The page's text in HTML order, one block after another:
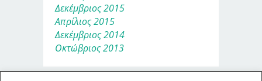
Δεκέμβριος 2015
Απρίλιος 2015
Δεκέμβριος 2014
Οκτώβριος 2013